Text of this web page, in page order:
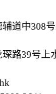
道中308
路39号上